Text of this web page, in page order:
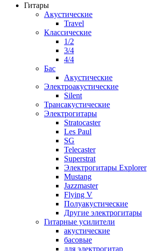
Гитары
Акустические
Travel
Классические
1/2
3/4
4/4
Бас
Акустические
Электроакустические
Silent
Трансакустические
Электрогитары
Stratocaster
Les Paul
SG
Telecaster
Superstrat
Электрогитары Explorer
Mustang
Jazzmaster
Flying V
Полуакустические
Другие электрогитары
Гитарные усилители
акустические
басовые
для электрогитар